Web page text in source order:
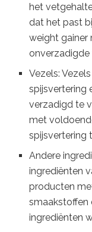
het
dat het past
weight
onverzadigde
Vezels:
spijsvertering
verzadigd te
met
spijsvertering
Andere
ingrediënten
producten
smaakstoffen
ingrediënten